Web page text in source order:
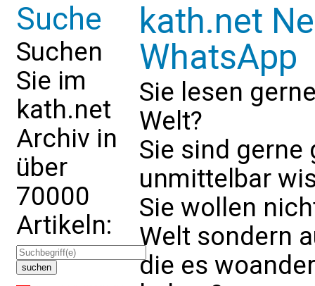
Suche
Suchen
Sie im
kath.net
Archiv in
über
70000
Artikeln:
kath.net
WhatsApp
Sie lesen
Welt?
Sie sind gerne
unmittelbar
Sie wollen
Welt sondern
die es